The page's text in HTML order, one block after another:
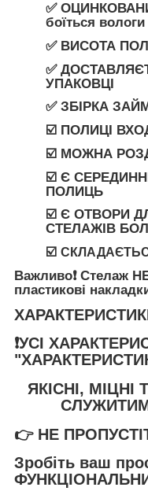
✅
боїться вологи
✅ ВИСОТА
✅
УПАКОВЦІ
✅ ЗБІРКА
☑️ ПОЛИЦІ
☑️ МОЖНА
☑️ Є
ПОЛИЦЬ
☑️ Є ОТВОРИ
СТЕЛАЖІВ
☑️
Важливо❗️ Стелаж
пластикові
❗️УСІ
ЯКІСНІ,
👉 НЕ
Зробіть ваш